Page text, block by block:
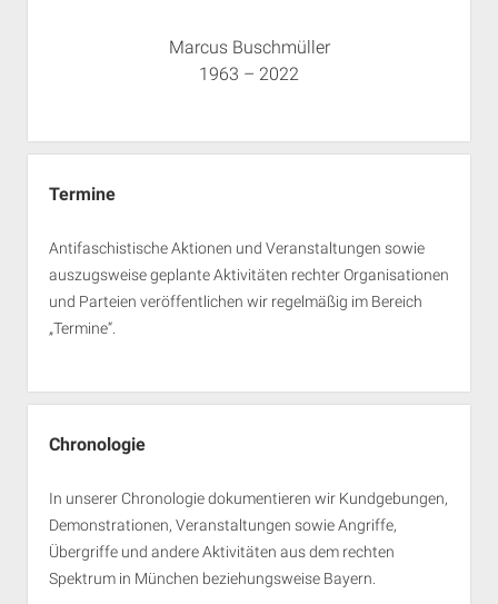
Marcus Buschmüller
1963 – 2022
Termine
Antifaschistische Aktionen und Veranstaltungen sowie
auszugsweise geplante Aktivitäten rechter Organisationen
und Parteien veröffentlichen wir regelmäßig im Bereich
„Termine“.
Chronologie
In unserer Chronologie dokumentieren wir Kundgebungen,
Demonstrationen, Veranstaltungen sowie Angriffe,
Übergriffe und andere Aktivitäten aus dem rechten
Spektrum in München beziehungsweise Bayern.